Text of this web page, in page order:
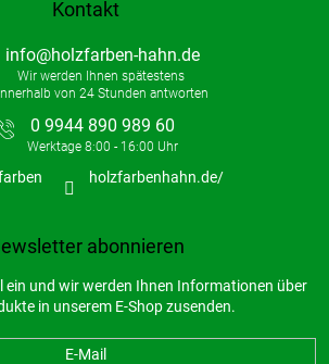
Kontakt
info@holzfarben-hahn.de
0 9944 890 989 60
holzfarbenhahn.de/
abonnieren
ein und wir werden Ihnen Informationen über
in unserem E-Shop zusenden.
E-Mail